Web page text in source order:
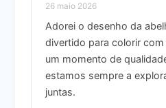
26 maio 2026
Adorei o desenho da
divertido para colorir com
um momento de
estamos sempre a
juntas.